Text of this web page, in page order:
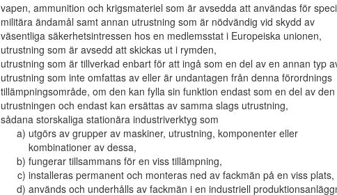
vapen, ammunition och krigsmateriel som är avsedda att användas för
militära ändamål samt annan utrustning som är nödvändig vid skydd av
väsentliga säkerhetsintressen hos en medlemsstat i Europeiska unionen,
utrustning som är avsedd att skickas ut i rymden,
utrustning som är tillverkad enbart för att ingå som en del av en annan typ
utrustning som inte omfattas av eller är undantagen från denna förordnings
tillämpningsområde, om den kan fylla sin funktion endast som en del av den
utrustningen och endast kan ersättas av samma slags utrustning,
sådana storskaliga stationära industriverktyg som
utgörs av grupper av maskiner, utrustning, komponenter eller
kombinationer av dessa,
fungerar tillsammans för en viss tillämpning,
installeras permanent och monteras ned av fackmän på en viss plats,
används och underhålls av fackmän i en industriell